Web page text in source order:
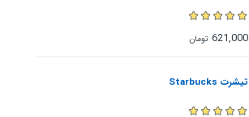
621,000 تومان
تیشرت Starbucks